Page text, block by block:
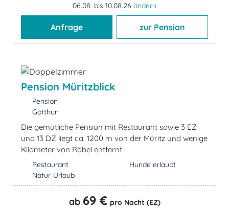
06.08. bis 10.08.26 ändern
Anfrage zur Pension
Pension Müritzblick
Pension
Gotthun
Die gemütliche Pension mit Restaurant sowie 3 EZ
und 13 DZ liegt ca. 1200 m von der Müritz und wenige
Kilometer von Röbel entfernt.
Restaurant
Natur-Urlaub
Hunde erlaubt
ab 69 € pro Nacht (EZ)